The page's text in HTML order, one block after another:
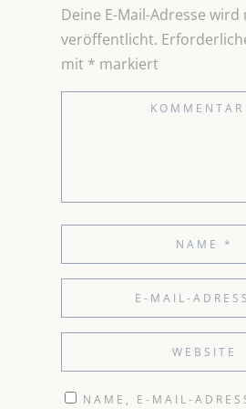
Deine E-Mail-Adresse wird
veröffentlicht.
mit * markiert
NAME, E-MAIL-